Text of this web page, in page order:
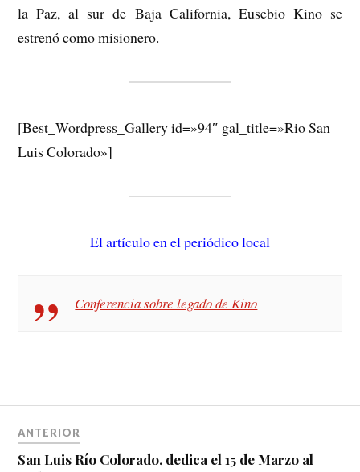
la Paz, al sur de Baja California, Eusebio Kino se
estrenó como misionero.
[Best_Wordpress_Gallery id=»94″ gal_title=»Rio San
Luis Colorado»]
El artículo en el periódico local
Conferencia sobre legado de Kino
ANTERIOR
San Luis Río Colorado, dedica el 15 de Marzo al